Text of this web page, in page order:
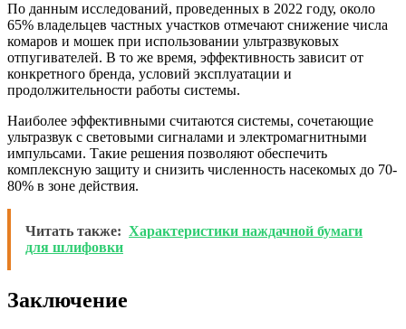
По данным исследований, проведенных в 2022 году, около
65% владельцев частных участков отмечают снижение числа
комаров и мошек при использовании ультразвуковых
отпугивателей. В то же время, эффективность зависит от
конкретного бренда, условий эксплуатации и
продолжительности работы системы.
Наиболее эффективными считаются системы, сочетающие
ультразвук с световыми сигналами и электромагнитными
импульсами. Такие решения позволяют обеспечить
комплексную защиту и снизить численность насекомых до 70-
80% в зоне действия.
Читать также: Характеристики наждачной бумаги
для шлифовки
Заключение